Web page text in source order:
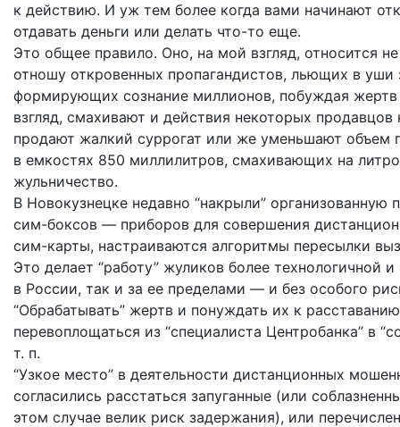
к действию. И уж тем более когда вами начинают
отдавать деньги или делать что-то еще.
Это общее правило. Оно, на мой взгляд, относится
отношу откровенных пропагандистов, льющих в
формирующих сознание миллионов, побуждая
взгляд, смахивают и действия некоторых
продают жалкий суррогат или же уменьшают объем
в емкостях 850 миллилитров, смахивающих на
жульничество.
В Новокузнецке недавно “накрыли”
сим-боксов — приборов для совершения
сим-карты, настраиваются алгоритмы пересылки
Это делает “работу” жуликов более
в России, так и за ее пределами — и без особого
“Обрабатывать” жертв и понуждать их к
перевоплощаться из “специалиста Центробанка” в
т. п.
“Узкое место” в деятельности дистанционных
согласились расстаться запуганные (или
этом случае велик риск задержания), или